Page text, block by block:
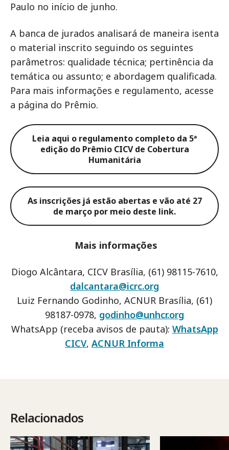
Paulo no início de junho.
A banca de jurados analisará de maneira isenta
o material inscrito seguindo os seguintes
parâmetros: qualidade técnica; pertinência da
temática ou assunto; e abordagem qualificada.
Para mais informações e regulamento, acesse
a página do Prêmio.
Leia aqui o regulamento completo da 5ª
edição do Prêmio CICV de Cobertura
Humanitária
As inscrições já estão abertas e vão até 27
de março por meio deste link.
Mais informações
Diogo Alcântara, CICV Brasília, (61) 98115-7610,
dalcantara@icrc.org
Luiz Fernando Godinho, ACNUR Brasília, (61)
98187-0978, godinho@unhcr.org
WhatsApp (receba avisos de pauta): WhatsApp
CICV, ACNUR Informa
Relacionados